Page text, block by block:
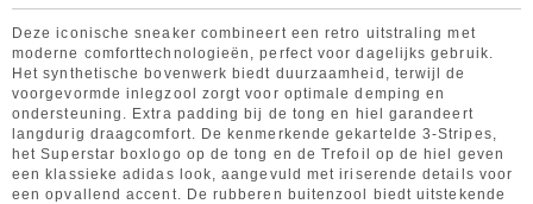
Deze iconische sneaker combineert een retro uitstraling met
moderne comforttechnologieën, perfect voor dagelijks gebruik.
Het synthetische bovenwerk biedt duurzaamheid, terwijl de
voorgevormde inlegzool zorgt voor optimale demping en
ondersteuning. Extra padding bij de tong en hiel garandeert
langdurig draagcomfort. De kenmerkende gekartelde 3-Stripes,
het Superstar boxlogo op de tong en de Trefoil op de hiel geven
een klassieke adidas look, aangevuld met iriserende details voor
een opvallend accent. De rubberen buitenzool biedt uitstekende